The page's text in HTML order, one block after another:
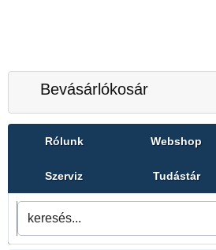
Bevásárlókosár
Rólunk Webshop
Szerviz Tudástár